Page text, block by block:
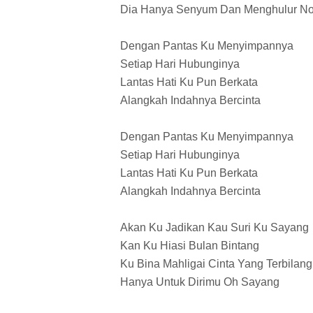
Dia Hanya Senyum Dan Menghulur
Dengan Pantas Ku Menyimpannya
Setiap Hari Hubunginya
Lantas Hati Ku Pun Berkata
Alangkah Indahnya Bercinta
Dengan Pantas Ku Menyimpannya
Setiap Hari Hubunginya
Lantas Hati Ku Pun Berkata
Alangkah Indahnya Bercinta
Akan Ku Jadikan Kau Suri Ku Sayang
Kan Ku Hiasi Bulan Bintang
Ku Bina Mahligai Cinta Yang Terbilang
Hanya Untuk Dirimu Oh Sayang